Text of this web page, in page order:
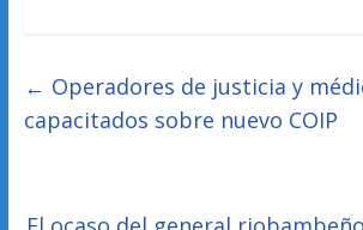
← Operadores de justicia y
capacitados sobre nuevo COIP